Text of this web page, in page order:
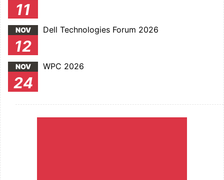
11
NOV
12
Dell Technologies Forum 2026
NOV
24
WPC 2026